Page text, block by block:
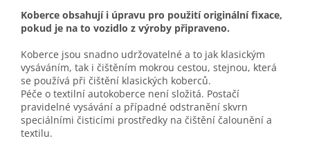
Koberce obsahují i úpravu pro použití originální fixace,
pokud je na to vozidlo z výroby připraveno.
Koberce jsou snadno udržovatelné a to jak klasickým
vysáváním, tak i čištěním mokrou cestou, stejnou, která
se používá při čištění klasických koberců.
Péče o textilní autokoberce není složitá. Postačí
pravidelné vysávání a případné odstranění skvrn
speciálními čisticími prostředky na čištění čalounění a
textilu.